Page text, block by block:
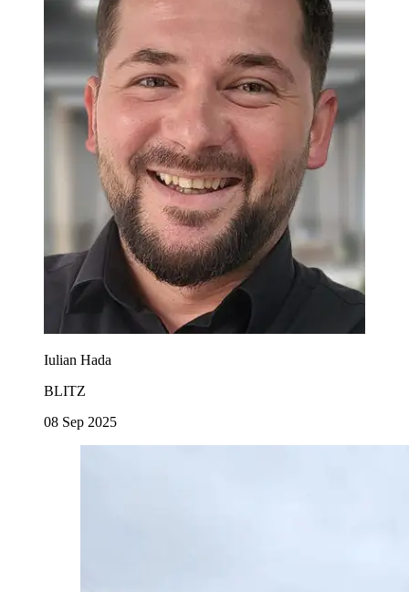
Iulian Hada
BLITZ
08 Sep 2025